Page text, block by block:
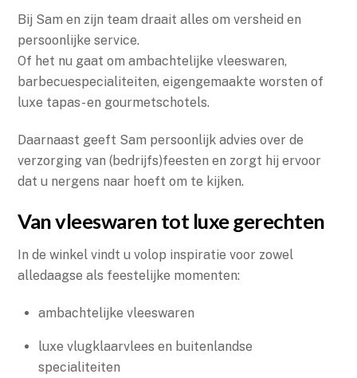
Bij Sam en zijn team draait alles om versheid en
persoonlijke service.
Of het nu gaat om ambachtelijke vleeswaren,
barbecuespecialiteiten, eigengemaakte worsten of
luxe tapas- en gourmetschotels.
Daarnaast geeft Sam persoonlijk advies over de
verzorging van (bedrijfs)feesten en zorgt hij ervoor
dat u nergens naar hoeft om te kijken.
Van vleeswaren tot luxe gerechten
In de winkel vindt u volop inspiratie voor zowel
alledaagse als feestelijke momenten:
ambachtelijke vleeswaren
luxe vlugklaarvlees en buitenlandse
specialiteiten